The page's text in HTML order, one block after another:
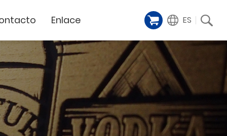
Cortador Láser
Galería de
muestras
Vídeos de
presentación
Historias de éxito
Milestoens
TODAS
Hitos de la empresa
Hito del producto
distribuidor
Enlace
Financing Service
GCC Web Shop
GCC Club
GCC Distributor Club
ES